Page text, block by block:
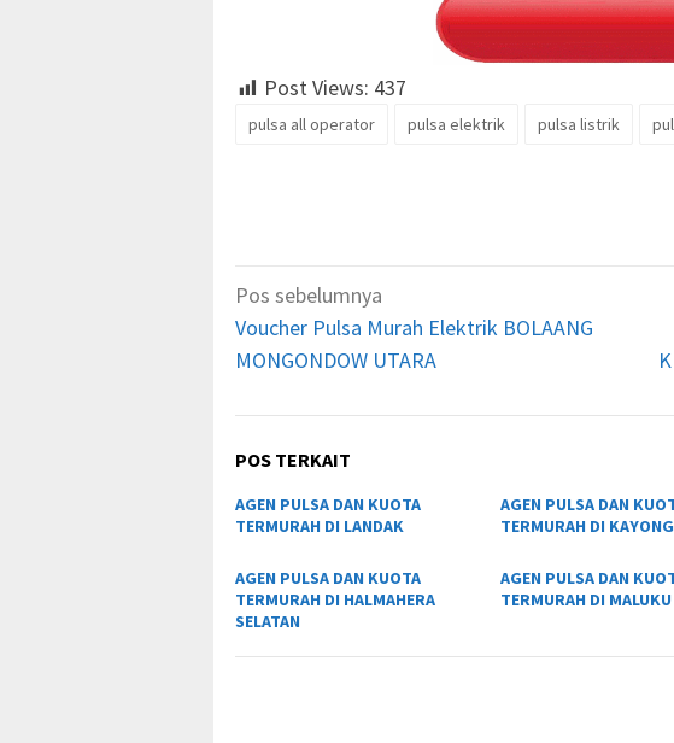
Post Views: 437
pulsa all operator pulsa elektrik pulsa listrik
Navigasi
pos
Pos sebelumnya
Voucher Pulsa Murah Elektrik BOLAANG
MONGONDOW UTARA
POS TERKAIT
AGEN PULSA DAN KUOTA
TERMURAH DI LANDAK
AGEN PULSA DAN
TERMURAH DI
AGEN PULSA DAN KUOTA
TERMURAH DI HALMAHERA
SELATAN
AGEN PULSA DAN
TERMURAH DI